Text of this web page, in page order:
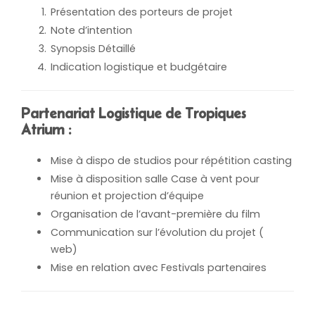
Présentation des porteurs de projet
Note d’intention
Synopsis Détaillé
Indication logistique et budgétaire
Partenariat Logistique de Tropiques
Atrium :
Mise à dispo de studios pour répétition casting
Mise à disposition salle Case à vent pour
réunion et projection d’équipe
Organisation de l’avant-première du film
Communication sur l’évolution du projet (
web)
Mise en relation avec Festivals partenaires